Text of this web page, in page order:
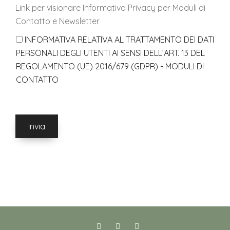
Link per visionare Informativa Privacy per Moduli di
Contatto e Newsletter
INFORMATIVA RELATIVA AL TRATTAMENTO DEI DATI
PERSONALI DEGLI UTENTI AI SENSI DELL’ART. 13 DEL
REGOLAMENTO (UE) 2016/679 (GDPR) - MODULI DI
CONTATTO